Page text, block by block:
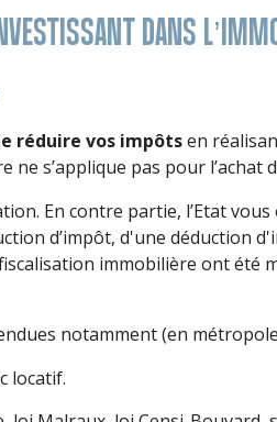
DANS
réduire vos impôtsen
s’applique pas pour
En contre partie, l’Etat
d’impôt, d'une déduction
immobilière ont
notamment (en
locatif.